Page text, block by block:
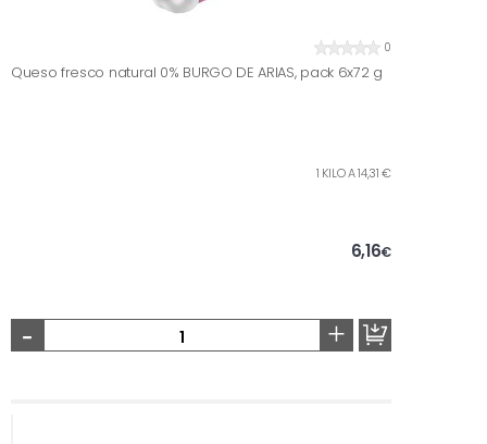
0
Queso fresco natural 0% BURGO DE ARIAS, pack 6x72 g
1 KILO A 14,31 €
6,16€
- +